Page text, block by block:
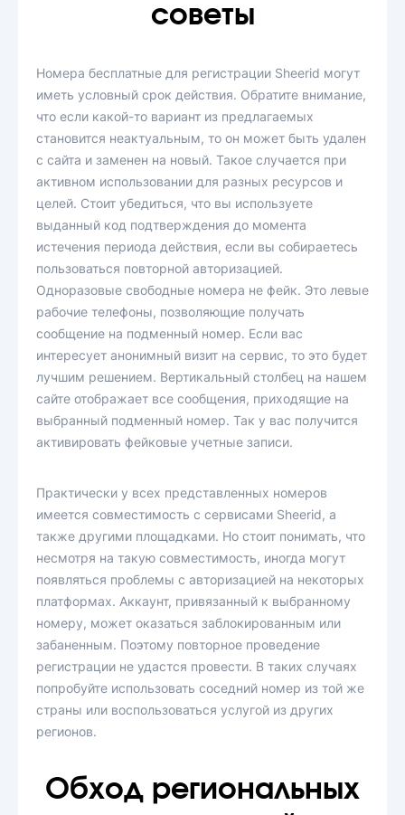
советы
Номера бесплатные для регистрации Sheerid могут
иметь условный срок действия. Обратите внимание,
что если какой-то вариант из предлагаемых
становится неактуальным, то он может быть удален
с сайта и заменен на новый. Такое случается при
активном использовании для разных ресурсов и
целей. Стоит убедиться, что вы используете
выданный код подтверждения до момента
истечения периода действия, если вы собираетесь
пользоваться повторной авторизацией.
Одноразовые свободные номера не фейк. Это левые
рабочие телефоны, позволяющие получать
сообщение на подменный номер. Если вас
интересует анонимный визит на сервис, то это будет
лучшим решением. Вертикальный столбец на нашем
сайте отображает все сообщения, приходящие на
выбранный подменный номер. Так у вас получится
активировать фейковые учетные записи.
Практически у всех представленных номеров
имеется совместимость с сервисами Sheerid, а
также другими площадками. Но стоит понимать, что
несмотря на такую совместимость, иногда могут
появляться проблемы с авторизацией на некоторых
платформах. Аккаунт, привязанный к выбранному
номеру, может оказаться заблокированным или
забаненным. Поэтому повторное проведение
регистрации не удастся провести. В таких случаях
попробуйте использовать соседний номер из той же
страны или воспользоваться услугой из других
регионов.
Обход региональных